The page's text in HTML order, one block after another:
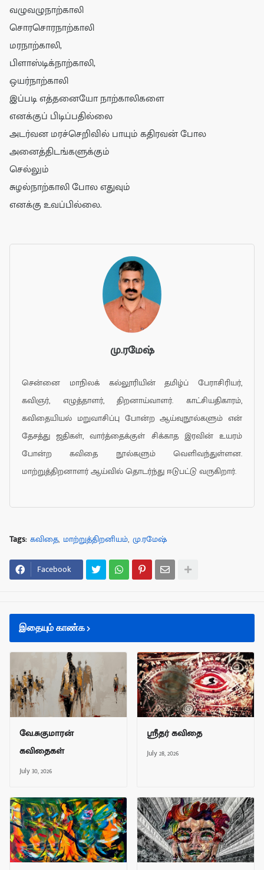
வழுவழுநாற்காலி
சொரசொரநாற்காலி
மரநாற்காலி,
பிளாஸ்டிக்நாற்காலி,
ஒயர்நாற்காலி
இப்படி எத்தனையோ நாற்காலிகளை
எனக்குப் பிடிப்பதில்லை
அடர்வன மரச்செறிவில் பாயும் கதிரவன் போல
அனைத்திடங்களுக்கும்
செல்லும்
சுழல்நாற்காலி போல எதுவும்
எனக்கு உவப்பில்லை.
மு.ரமேஷ்
சென்னை மாநிலக் கல்லூரியின் தமிழ்ப் பேராசிரியர்,
கவிஞர், எழுத்தாளர், திறனாய்வாளர். காட்சியதிகாரம்,
கவிதையியல் மறுவாசிப்பு போன்ற ஆய்வுநூல்களும் என்
தேசத்து ஜதிகள், வார்த்தைக்குள் சிக்காத இரவின் உயரம்
போன்ற கவிதை நூல்களும் வெளிவந்துள்ளன.
மாற்றுத்திறனாளர் ஆய்வில் தொடர்ந்து ஈடுபட்டு வருகிறார்.
Tags: கவிதை மாற்றுத்திறனியம் மு.ரமேஷ்
Facebook
இதையும் காண்க
வே.சுகுமாரன்
கவிதைகள்
July 30, 2026
ஸ்ரீதர் கவிதை
July 28, 2026